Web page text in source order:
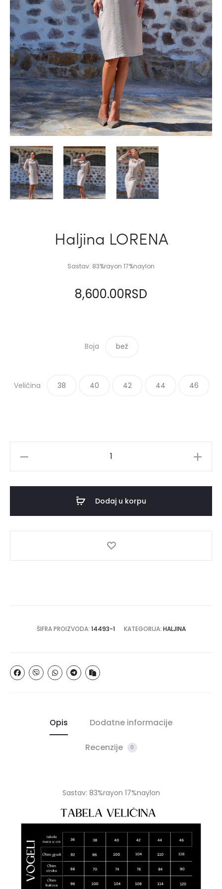
Haljina LORENA
Sastav: 83%rayon 17%naylon
8,600.00RSD
Boja bež
Veličina 38 40 42 44 46
Dodaj u korpu
ŠIFRA PROIZVODA: 14493-1 KATEGORIJA: HALJINA
Opis Dodatne informacije
Recenzije 0
Sastav: 83%rayon 17%naylon